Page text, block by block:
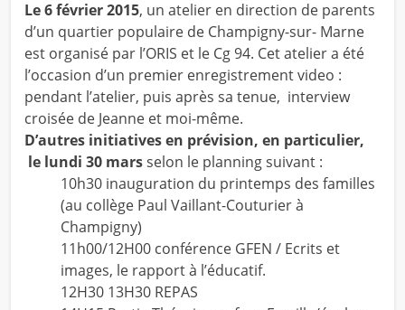
Le 6 février 2015, un atelier en direction de parents
d’un quartier populaire de Champigny-sur- Marne
est organisé par l’ORIS et le Cg 94. Cet atelier a été
l’occasion d’un premier enregistrement video :
pendant l’atelier, puis après sa tenue, interview
croisée de Jeanne et moi-même.
D’autres initiatives en prévision, en particulier,
le lundi 30 marsselon le planning suivant :
10h30 inauguration du printemps des familles
(au collège Paul Vaillant-Couturier à
Champigny)
11h00/12H00 conférence GFEN / Ecrits et
images, le rapport à l’éducatif.
12H30 13H30 REPAS